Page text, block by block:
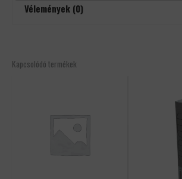
Vélemények (0)
írhatnak véleményt.
Kapcsolódó termékek